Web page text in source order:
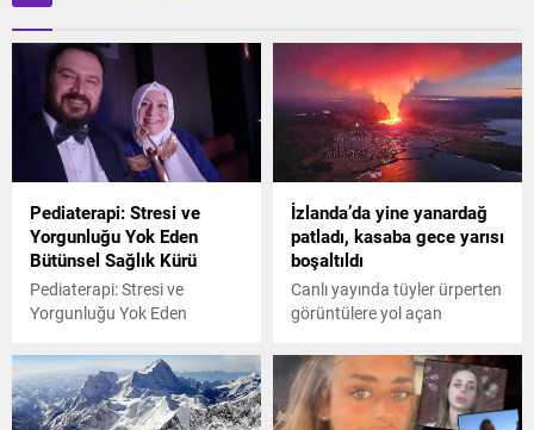
Pediaterapi: Stresi ve
Yorgunluğu Yok Eden
Bütünsel Sağlık Kürü
Pediaterapi: Stresi ve
Yorgunluğu Yok Eden
İzlanda’da yine yanardağ
patladı, kasaba gece yarısı
boşaltıldı
Canlı yayında tüyler ürperten
görüntülere yol açan
yakınlarında püsküren lav ve
küller yüzlerce metre
yüksekliğe ulaştı.